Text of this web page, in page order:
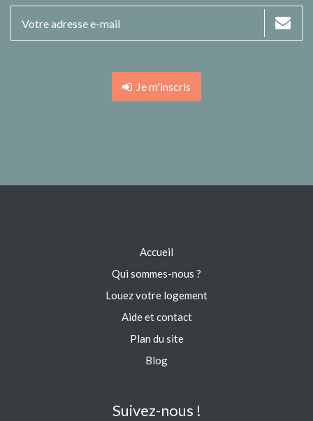
Je m'inscris
Accueil
Qui sommes-nous ?
Louez votre logement
Aide et contact
Plan du site
Blog
Suivez-nous !